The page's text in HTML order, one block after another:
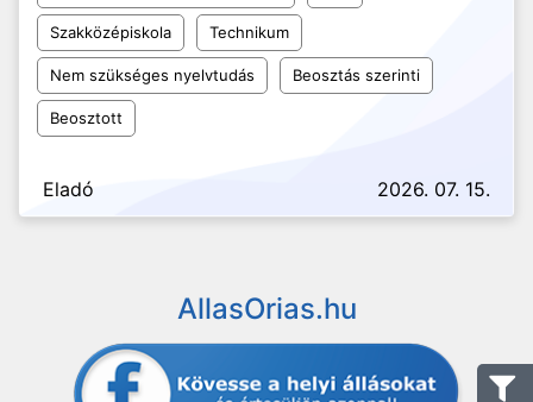
Szakközépiskola Technikum
Nem szükséges nyelvtudás Beosztás szerinti
Beosztott
Eladó 2026. 07. 15.
AllasOrias.hu